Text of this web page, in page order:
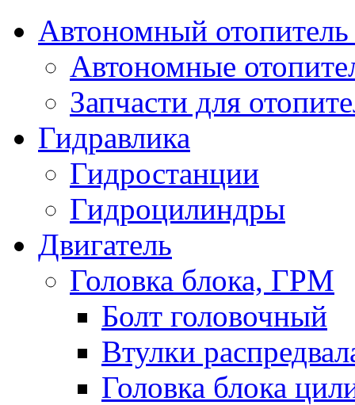
Автономный отопитель
Автономные
Запчасти для
Гидравлика
Гидростанции
Гидроцилиндры
Двигатель
Головка блока, ГРМ
Болт головочный
Втулки
Головка блока